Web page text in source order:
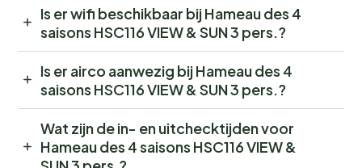
Is er wifi beschikbaar bij Hameau des 4
saisons HSC116 VIEW & SUN 3 pers.?
Is er airco aanwezig bij Hameau des 4
saisons HSC116 VIEW & SUN 3 pers.?
Wat zijn de in- en uitchecktijden voor
Hameau des 4 saisons HSC116 VIEW &